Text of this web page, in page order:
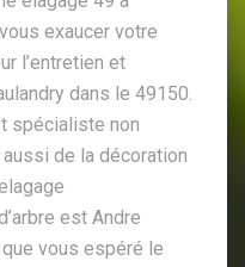
exaucer votre
l’entretien et
dans le 49150.
spécialiste non
de la décoration
est Andre
vous espéré le